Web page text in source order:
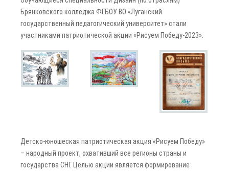
Брянковского колледжа ФГБОУ ВО «Луганский
государственный педагогический университет» стали
участниками патриотической акции «Рисуем Победу-2023».
Детско-юношеская патриотическая акция «Рисуем Победу»
– народный проект, охвативший все регионы страны и
государства СНГ. Целью акции является формирование